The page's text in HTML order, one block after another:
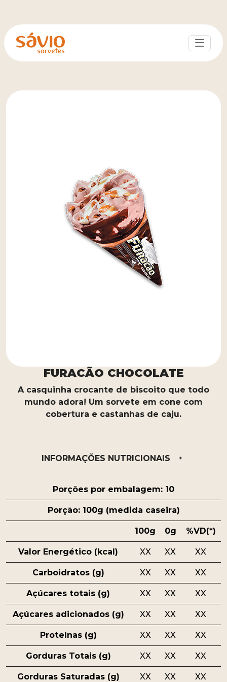
FURACÃO CHOCOLATE
A casquinha crocante de biscoito que todo
mundo adora! Um sorvete em cone com
cobertura e castanhas de caju.
INFORMAÇÕES NUTRICIONAIS
Porções por embalagem: 10
Porção: 100g (medida caseira)
100g 0g %VD(*)
Valor Energético (kcal) XX XX XX
Carboidratos (g) XX XX XX
Açúcares totais (g) XX XX XX
Açúcares adicionados (g) XX XX XX
Proteínas (g) XX XX XX
Gorduras Totais (g) XX XX XX
Gorduras Saturadas (g) XX XX XX